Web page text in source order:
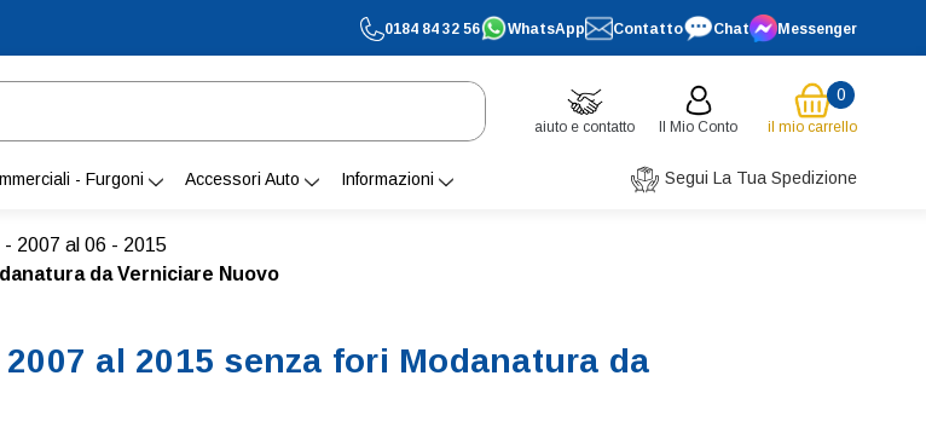
0184 84 32 56 WhatsApp Contatto Chat Messenger
aiuto e contatto Il Mio Conto
0
il mio carrello
- Furgoni Accessori Auto Informazioni Segui La Tua Spedizione
- 2007 al 06 - 2015
da Verniciare Nuovo
al 2015 senza fori Modanatura da